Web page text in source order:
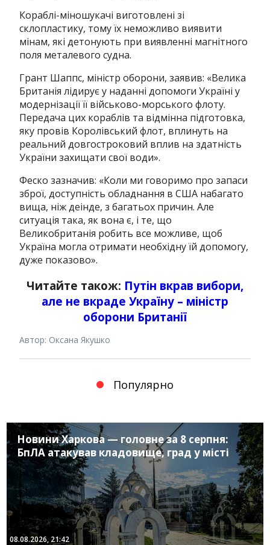
Кораблі-міношукачі виготовлені зі
склопластику, тому їх неможливо виявити
мінам, які детонують при виявленні магнітного
поля металевого судна.
Грант Шаппс, міністр оборони, заявив: «Велика
Британія лідирує у наданні допомоги Україні у
модернізації її військово-морського флоту.
Передача цих кораблів та відмінна підготовка,
яку провів Королівський флот, вплинуть на
реальний довгостроковий вплив на здатність
України захищати свої води».
Феско зазначив: «Коли ми говоримо про запаси
зброї, доступність обладнання в США набагато
вища, ніж деінде, з багатьох причин. Але
ситуація така, як вона є, і те, що
Великобританія робить все можливе, щоб
Україна могла отримати необхідну їй допомогу,
дуже показово».
Читайте також: Путін вкрав вибори,
але не вкраде Україну – міністр
оборони Британії
Автор: Оксана Якушко
Популярно
Новини Харкова — головне за 8 серпня:
БпЛА атакував кладовище, град у місті
08.08.2026, 21:42